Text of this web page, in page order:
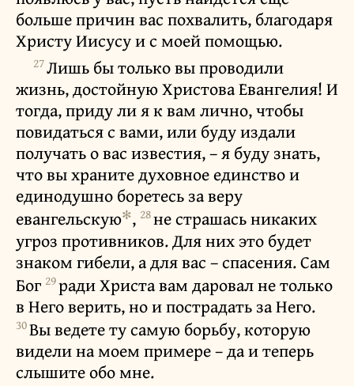
больше причин вас похвалить, благодаря
Христу Иисусу и с моей помощью.
27Лишь бы только вы проводили
жизнь, достойную Христова Евангелия! И
тогда, приду ли я к вам лично, чтобы
повидаться с вами, или буду издали
получать о вас известия, – я буду знать,
что вы храните духовное единство и
единодушно боретесь за веру
евангельскую✻, 28не страшась никаких
угроз противников. Для них это будет
знаком гибели, а для вас – спасения. Сам
Бог 29ради Христа вам даровал не только
в Него верить, но и пострадать за Него.
30Вы ведете ту самую борьбу, которую
видели на моем примере – да и теперь
слышите обо мне.